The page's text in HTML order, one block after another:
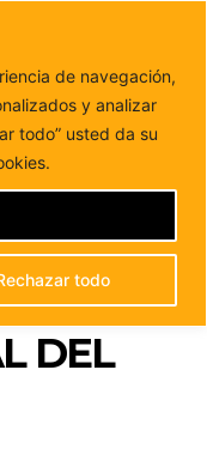
de navegación,
y analizar
todo” usted da su
todo
arcoíris ondea en
DEL
DEL